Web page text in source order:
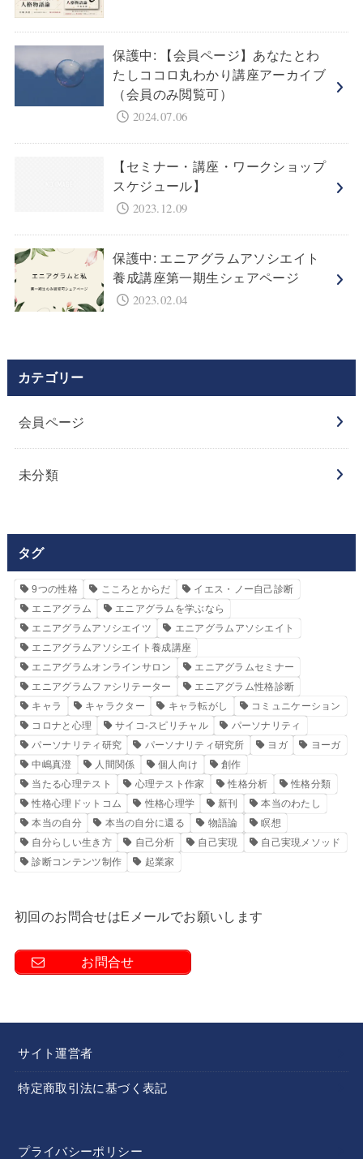
保護中: 【会員ページ】あなたとわ
たしココロ丸わかり講座アーカイブ
（会員のみ閲覧可）
2024.07.06
【セミナー・講座・ワークショップ
スケジュール】
2023.12.09
保護中: エニアグラムアソシエイト
養成講座第一期生シェアページ
2023.02.04
カテゴリー
会員ページ
未分類
タグ
9つの性格 こころとからだ
イエス・ノー自己診断
エニアグラム
エニアグラムを学ぶなら
エニアグラムアソシエイツ
エニアグラムアソシエイト
エニアグラムアソシエイト養成講座
エニアグラムオンラインサロン
エニアグラムセミナー
エニアグラムファシリテーター
エニアグラム性格診断
キャラ
キャラクター キャラ転がし
コミュニケーション
コロナと心理
サイコ‐スピリチャル
パーソナリティ
パーソナリティ研究
パーソナリティ研究所 ヨガ
ヨーガ
中嶋真澄
人間関係 個人向け
創作
当たる心理テスト
心理テスト作家 性格分析
性格分類
性格心理ドットコム
性格心理学 新刊
本当のわたし
本当の自分
本当の自分に還る 物語論
瞑想
自分らしい生き方
自己分析 自己実現
自己実現メソッド
診断コンテンツ制作
起業家
初回のお問合せはEメールでお願いします
お問合せ
サイト運営者
特定商取引法に基づく表記
プライバシーポリシー